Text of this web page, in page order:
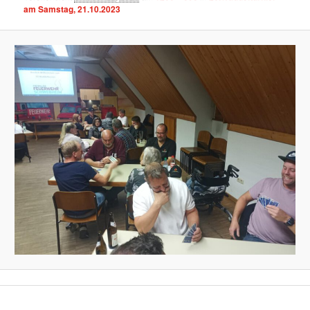
am Samstag, 21.10.2023